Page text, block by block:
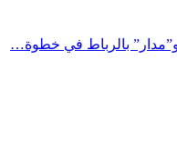
و”مدار” بالرباط في خطوة…